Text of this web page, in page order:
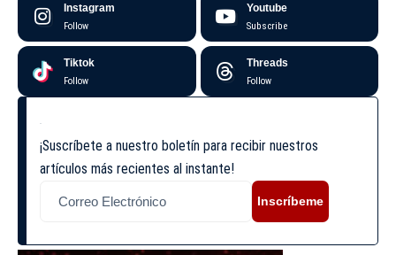
Instagram
Follow
Youtube
Subscribe
Tiktok
Follow
Threads
Follow
¡Suscríbete a nuestro boletín para recibir nuestros
artículos más recientes al instante!
Inscríbeme